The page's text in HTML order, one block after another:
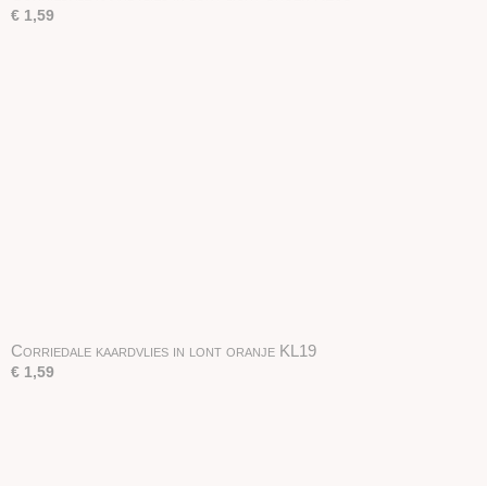
€ 1,59
Corriedale kaardvlies in lont oranje KL19
€ 1,59